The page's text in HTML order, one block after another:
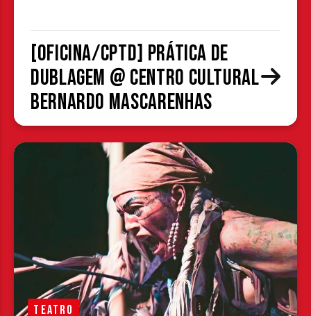
[OFICINA/CPTD] Prática de
Dublagem @ Centro Cultural
Bernardo Mascarenhas
TEATRO